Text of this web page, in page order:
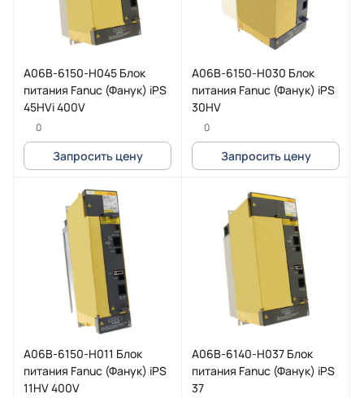
A06B-6150-H045 Блок
питания Fanuc (Фанук) iPS
45HVi 400V
0
Запросить цену
A06B-6150-H030 Блок
питания Fanuc (Фанук) iPS
30HV
0
Запросить цену
A06B-6150-H011 Блок
питания Fanuc (Фанук) iPS
11HV 400V
A06B-6140-H037 Блок
питания Fanuc (Фанук) iPS
37